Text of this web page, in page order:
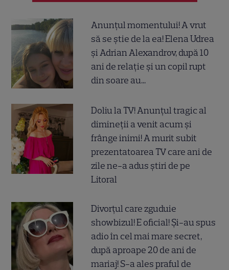
Anunțul momentului! A vrut
să se știe de la ea! Elena Udrea
și Adrian Alexandrov, după 10
ani de relație și un copil rupt
din soare au...
Doliu la TV! Anunțul tragic al
dimineții a venit acum și
frânge inimi! A murit subit
prezentatoarea TV care ani de
zile ne-a adus știri de pe
Litoral
Divorțul care zguduie
showbizul! E oficial! Și-au spus
adio în cel mai mare secret,
după aproape 20 de ani de
mariaj! S-a ales praful de